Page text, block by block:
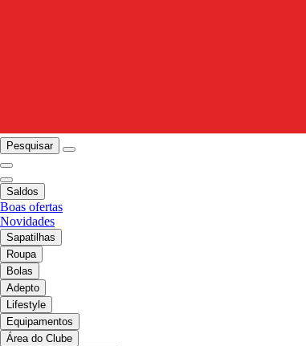
Pesquisar
Saldos
Boas ofertas
Novidades
Sapatilhas
Roupa
Bolas
Adepto
Lifestyle
Equipamentos
Área do Clube